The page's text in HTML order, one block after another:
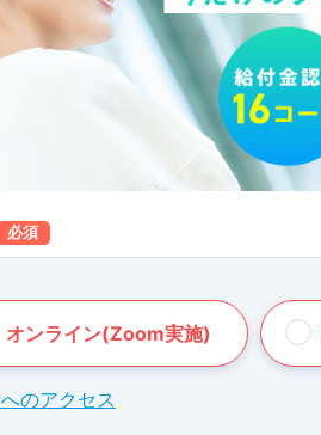
必須
オンライン(Zoom実施)
のアクセス